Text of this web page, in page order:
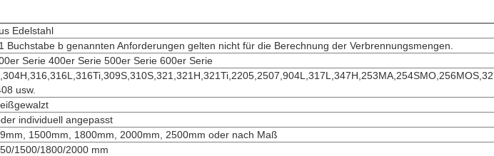
Edelstahl
Buchstabe b genannten Anforderungen gelten nicht für die Berechnung der Verbrennungsmengen.
Serie 400er Serie 500er Serie 600er Serie
usw.
individuell angepasst
1500mm, 1800mm, 2000mm, 2500mm oder nach Maß
1500/1800/2000 mm